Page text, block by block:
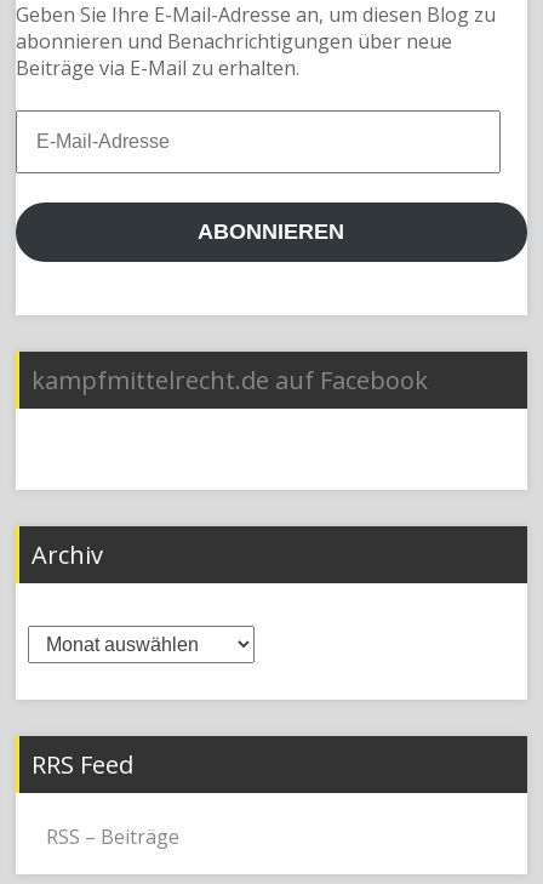
Geben Sie Ihre E-Mail-Adresse an, um diesen Blog zu
abonnieren und Benachrichtigungen über neue
Beiträge via E-Mail zu erhalten.
Mail-
Adresse
ABONNIEREN
kampfmittelrecht.de auf Facebook
Archiv
Archiv
RRS Feed
RSS – Beiträge